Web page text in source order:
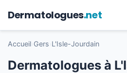
Dermatologues.net
Accueil Gers L'Isle-Jourdain
Dermatologues à